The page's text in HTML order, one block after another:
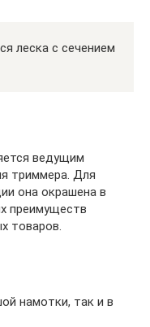
леска с сечением
ведущим
триммера. Для
она окрашена в
преимуществ
товаров.
намотки, так и в